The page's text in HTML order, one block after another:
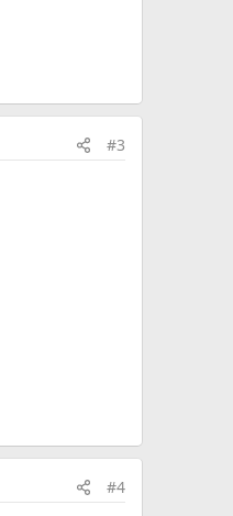
#3
#4